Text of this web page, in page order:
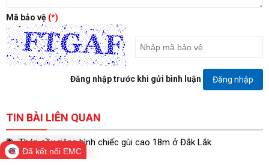
Mã bảo vệ (*)
Đăng nhập trước khi gửi bình luận Đăng nhập
TIN BÀI LIÊN QUAN
Tháp sầu riêng hình chiếc gùi cao 18m ở Đắk Lắk
1 phút trước
Đã kết nối EMC